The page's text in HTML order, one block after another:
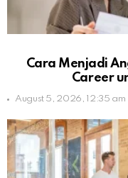
Cara Menjadi
Career
August 5, 2026, 12:35 am